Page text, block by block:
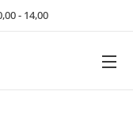
- 14,00